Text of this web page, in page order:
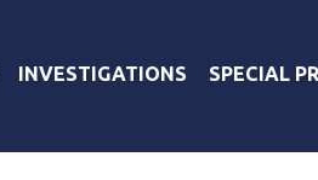
INVESTIGATIONS SPECIAL